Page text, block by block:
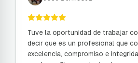
Tuve la oportunidad de trabajar
decir que es un profesional que
excelencia, compromiso e